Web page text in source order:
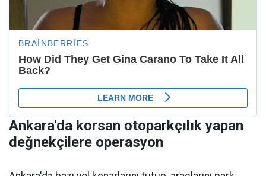
Ankara'da korsan otoparkçılık yapan
değnekçilere operasyon